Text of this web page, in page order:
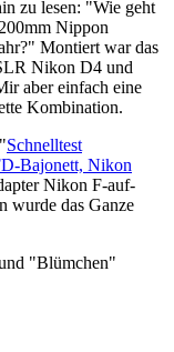
zu lesen: "Wie geht
Nippon
Montiert war das
Nikon D4 und
aber einfach eine
Kombination.
Schnelltest
Bajonett, Nikon
Nikon F-auf-
wurde das Ganze
"Blümchen"